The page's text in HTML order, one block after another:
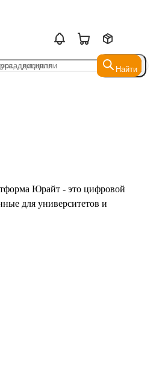
Найти
Найти
Юрайт - это цифровой
для университетов и